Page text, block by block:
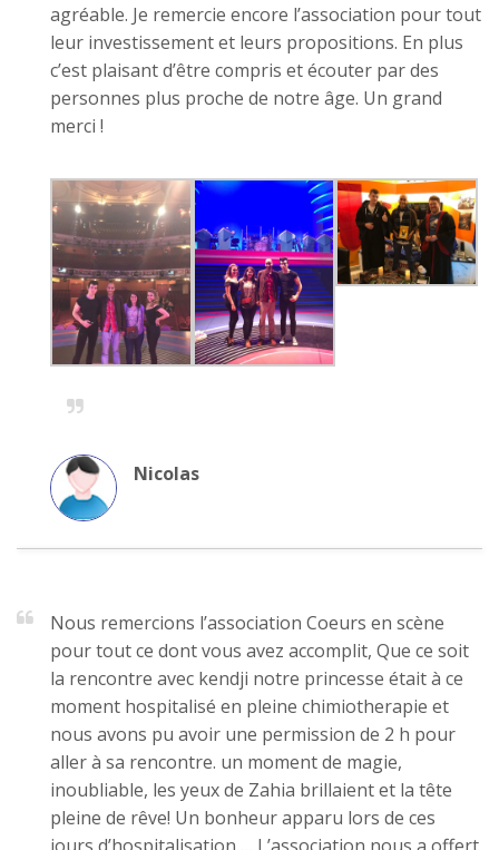
agréable. Je remercie encore l’association pour tout
leur investissement et leurs propositions. En plus
c’est plaisant d’être compris et écouter par des
personnes plus proche de notre âge. Un grand
merci !
Nicolas
Nous remercions l’association Coeurs en scène
pour tout ce dont vous avez accomplit, Que ce soit
la rencontre avec kendji notre princesse était à ce
moment hospitalisé en pleine chimiotherapie et
nous avons pu avoir une permission de 2 h pour
aller à sa rencontre. un moment de magie,
inoubliable, les yeux de Zahia brillaient et la tête
pleine de rêve! Un bonheur apparu lors de ces